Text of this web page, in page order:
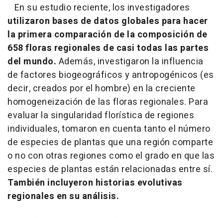
En su estudio reciente, los investigadores
utilizaron bases de datos globales para hacer
la primera comparación de la composición de
658 floras regionales de casi todas las partes
del mundo. Además, investigaron la influencia
de factores biogeográficos y antropogénicos (es
decir, creados por el hombre) en la creciente
homogeneización de las floras regionales. Para
evaluar la singularidad florística de regiones
individuales, tomaron en cuenta tanto el número
de especies de plantas que una región comparte
o no con otras regiones como el grado en que las
especies de plantas están relacionadas entre sí.
También incluyeron historias evolutivas
regionales en su análisis.